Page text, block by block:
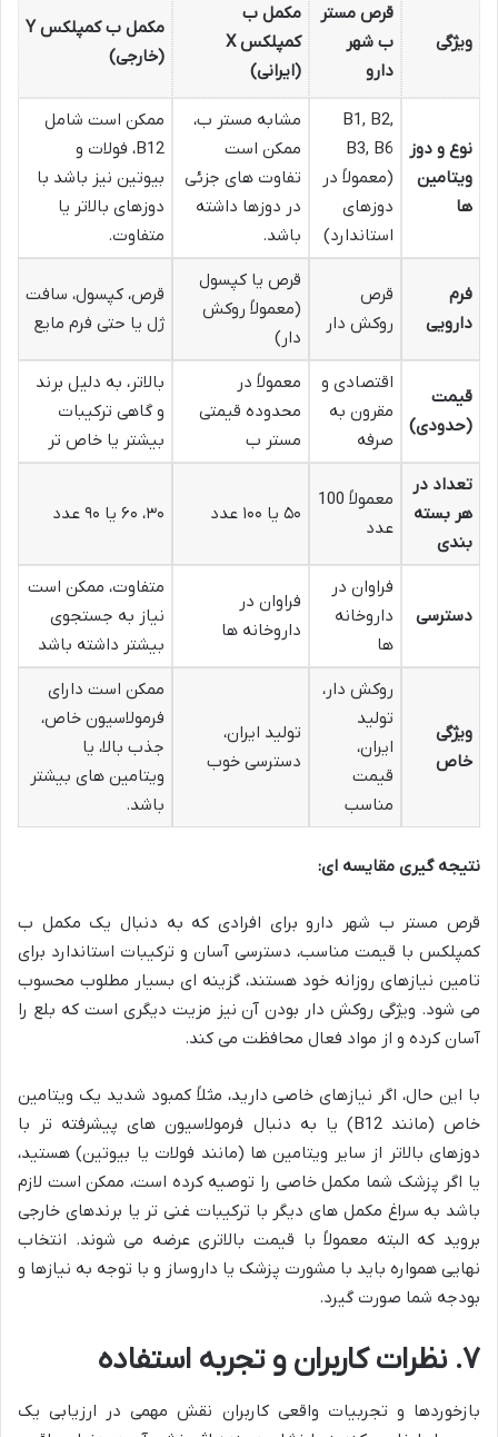
ویژگی
قرص مستر
ب شهر
دارو
مکمل ب
کمپلکس X
(ایرانی)
مکمل ب کمپلکس Y
(خارجی)
نوع و دوز
ویتامین
ها
B1, B2,
B3, B6
(معمولاً در
دوزهای
استاندارد)
مشابه مستر ب،
ممکن است
تفاوت های جزئی
در دوزها داشته
باشد.
ممکن است شامل
B12، فولات و
بیوتین نیز باشد با
دوزهای بالاتر یا
متفاوت.
فرم
دارویی
قرص
روکش دار
قرص یا کپسول
(معمولاً روکش
دار)
قرص، کپسول، سافت
ژل یا حتی فرم مایع
قیمت
(حدودی)
اقتصادی و
مقرون به
صرفه
معمولاً در
محدوده قیمتی
مستر ب
بالاتر، به دلیل برند
و گاهی ترکیبات
بیشتر یا خاص تر
تعداد در
هر بسته
بندی
معمولاً 100
عدد
۵۰ یا ۱۰۰ عدد ۳۰، ۶۰ یا ۹۰ عدد
دسترسی
فراوان در
داروخانه
ها
فراوان در
داروخانه ها
متفاوت، ممکن است
نیاز به جستجوی
بیشتر داشته باشد
ویژگی
خاص
روکش دار،
تولید
ایران،
قیمت
مناسب
تولید ایران،
دسترسی خوب
ممکن است دارای
فرمولاسیون خاص،
جذب بالا، یا
ویتامین های بیشتر
باشد.
نتیجه گیری مقایسه ای:
قرص مستر ب شهر دارو برای افرادی که به دنبال یک مکمل ب
کمپلکس با قیمت مناسب، دسترسی آسان و ترکیبات استاندارد برای
تامین نیازهای روزانه خود هستند، گزینه ای بسیار مطلوب محسوب
می شود. ویژگی روکش دار بودن آن نیز مزیت دیگری است که بلع را
آسان کرده و از مواد فعال محافظت می کند.
با این حال، اگر نیازهای خاصی دارید، مثلاً کمبود شدید یک ویتامین
خاص (مانند B12) یا به دنبال فرمولاسیون های پیشرفته تر با
دوزهای بالاتر از سایر ویتامین ها (مانند فولات یا بیوتین) هستید،
یا اگر پزشک شما مکمل خاصی را توصیه کرده است، ممکن است لازم
باشد به سراغ مکمل های دیگر با ترکیبات غنی تر یا برندهای خارجی
بروید که البته معمولاً با قیمت بالاتری عرضه می شوند. انتخاب
نهایی همواره باید با مشورت پزشک یا داروساز و با توجه به نیازها و
بودجه شما صورت گیرد.
۷. نظرات کاربران و تجربه استفاده
بازخوردها و تجربیات واقعی کاربران نقش مهمی در ارزیابی یک